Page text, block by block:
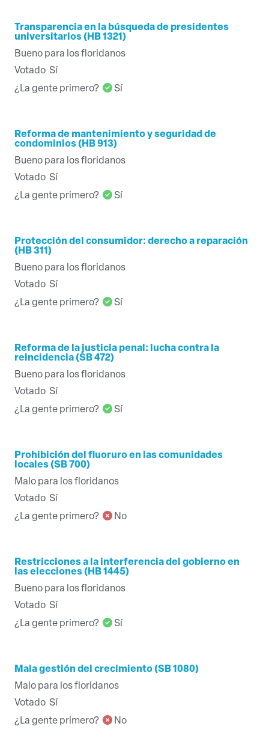
Transparencia en la búsqueda de presidentes
universitarios (HB 1321)
Bueno para los floridanos
Votado Sí
¿La gente primero?
Sí
Reforma de mantenimiento y seguridad de
condominios (HB 913)
Bueno para los floridanos
Votado Sí
¿La gente primero?
Sí
Protección del consumidor: derecho a reparación
(HB 311)
Bueno para los floridanos
Votado Sí
¿La gente primero?
Sí
Reforma de la justicia penal: lucha contra la
reincidencia (SB 472)
Bueno para los floridanos
Votado Sí
¿La gente primero?
Sí
Prohibición del fluoruro en las comunidades
locales (SB 700)
Malo para los floridanos
Votado Sí
¿La gente primero?
No
Restricciones a la interferencia del gobierno en
las elecciones (HB 1445)
Bueno para los floridanos
Votado Sí
¿La gente primero?
Sí
Mala gestión del crecimiento (SB 1080)
Malo para los floridanos
Votado Sí
¿La gente primero?
No